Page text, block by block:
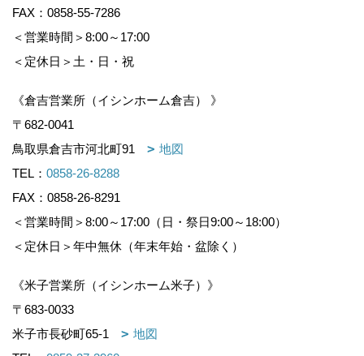
FAX：0858-55-7286
＜営業時間＞8:00～17:00
＜定休日＞土・日・祝
《倉吉営業所（イシンホーム倉吉） 》
〒682-0041
鳥取県倉吉市河北町91
地図
TEL： 0858-26-8288
FAX：0858-26-8291
＜営業時間＞8:00～17:00（日・祭日9:00～18:00）
＜定休日＞年中無休（年末年始・盆除く）
《米子営業所（イシンホーム米子）》
〒683-0033
米子市長砂町65-1
地図